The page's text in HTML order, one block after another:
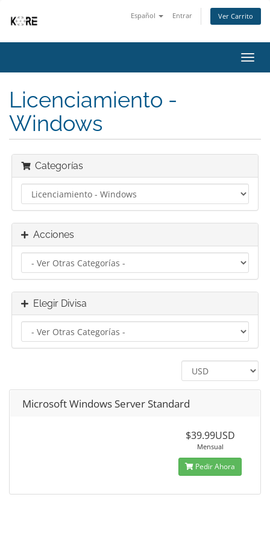
Español Entrar Ver Carrito
Licenciamiento -
Windows
Categorías
Acciones
Elegir Divisa
Microsoft Windows Server Standard
$39.99USD
Mensual
Pedir Ahora